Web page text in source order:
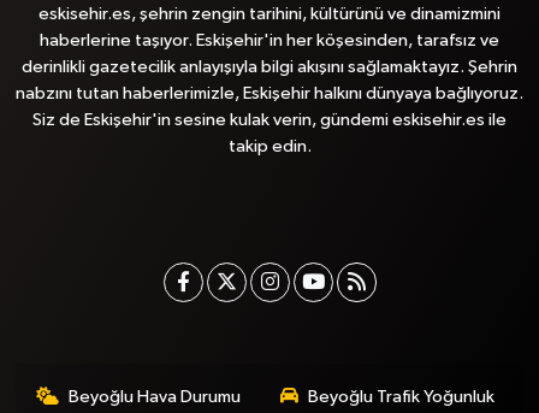
eskisehir.es, şehrin zengin tarihini, kültürünü ve dinamizmini
haberlerine taşıyor. Eskişehir'in her köşesinden, tarafsız ve
derinlikli gazetecilik anlayışıyla bilgi akışını sağlamaktayız. Şehrin
nabzını tutan haberlerimizle, Eskişehir halkını dünyaya bağlıyoruz.
Siz de Eskişehir'in sesine kulak verin, gündemi eskisehir.es ile
takip edin.
Beyoğlu Hava Durumu
Beyoğlu Trafik Yoğunluk